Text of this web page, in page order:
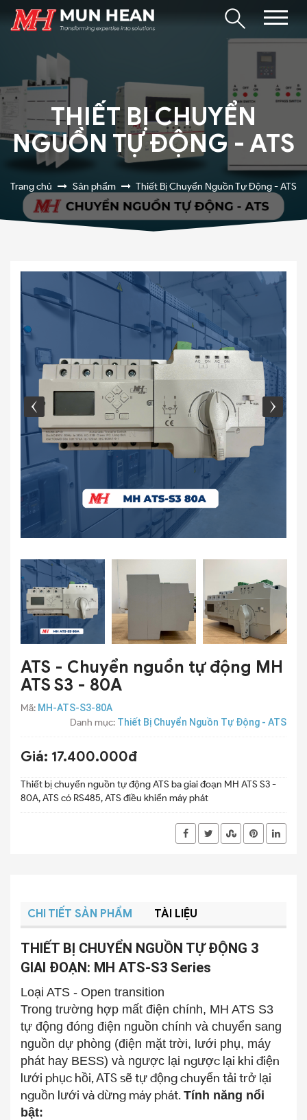
THIẾT BỊ CHUYỂN
NGUỒN TỰ ĐỘNG - ATS
Trang chủ Sản phẩm Thiết Bị Chuyển Nguồn Tự Động - ATS
ATS - Chuyển nguồn tự động MH
ATS S3 - 80A
Mã: MH-ATS-S3-80A
Danh mục: Thiết Bị Chuyển Nguồn Tự Động - ATS
Giá: 17.400.000đ
Thiết bị chuyển nguồn tự động ATS ba giai đoạn MH ATS S3 -
80A, ATS có RS485, ATS điều khiển máy phát
CHI TIẾT SẢN PHẨM TÀI LIỆU
THIẾT BỊ CHUYỂN NGUỒN TỰ ĐỘNG 3
GIAI ĐOẠN: MH ATS-S3 Series
Loại ATS - Open transition
Trong trường hợp mất điện chính, MH ATS S3
tự động đóng điện nguồn chính và chuyển sang
nguồn dự phòng (điện mặt trời, lưới phụ, máy
phát hay BESS) và ngược lại ngược lại khi điện
lưới phục hồi, ATS sẽ tự động chuyển tải trở lại
nguồn lưới và dừng máy phát. ​Tính năng nổi
bật: